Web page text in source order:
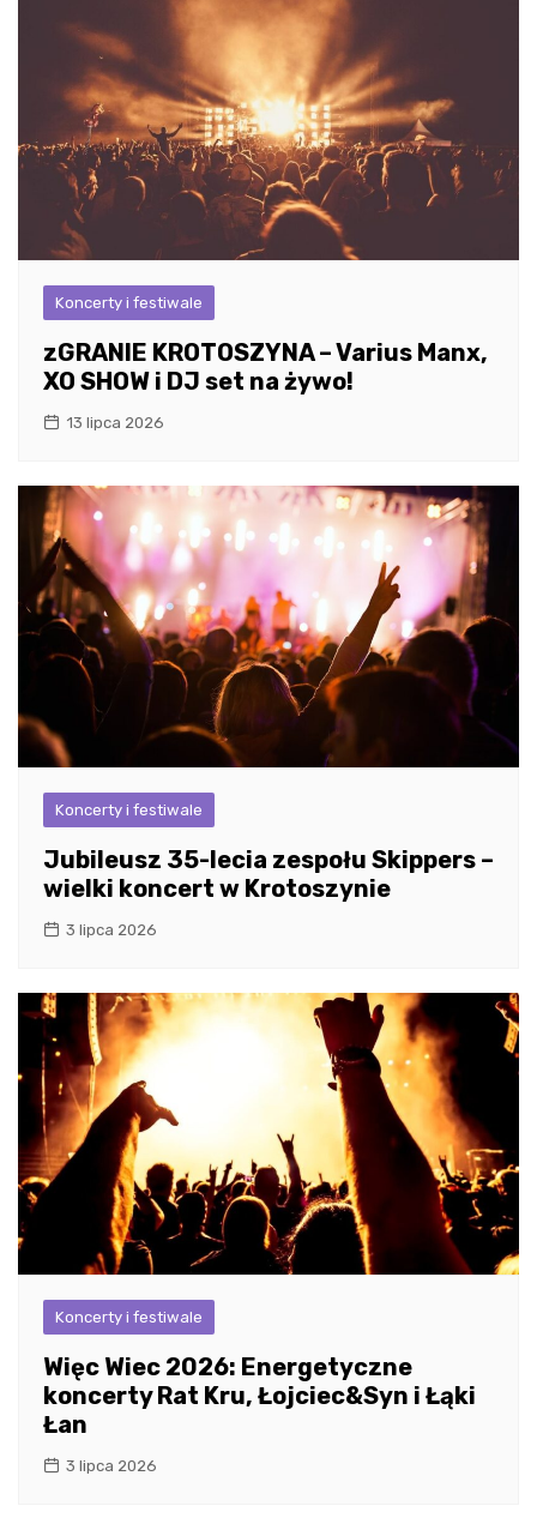
Koncerty i festiwale
zGRANIE KROTOSZYNA – Varius Manx,
XO SHOW i DJ set na żywo!
13 lipca 2026
Koncerty i festiwale
Jubileusz 35-lecia zespołu Skippers –
wielki koncert w Krotoszynie
3 lipca 2026
Koncerty i festiwale
Więc Wiec 2026: Energetyczne
koncerty Rat Kru, Łojciec&Syn i Łąki
Łan
3 lipca 2026